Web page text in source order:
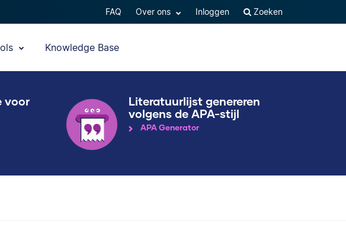
FAQ Over ons Inloggen Zoeken
Knowledge Base
voor
Literatuurlijst genereren
volgens de APA-stijl
APA Generator